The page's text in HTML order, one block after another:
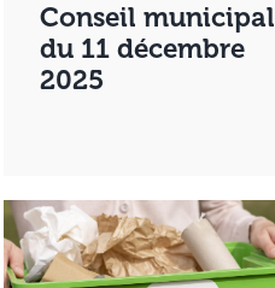
Conseil municipal
du 11 décembre
2025